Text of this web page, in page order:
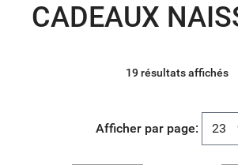
CADEAUX
19 résultats affichés
Afficher par page: